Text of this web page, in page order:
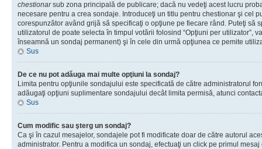
chestionarsub zona principală de publicare; dacă nu vedeţi acest lucru
necesare pentru a crea sondaje. Introduceţi un titlu pentru chestionar şi cel
corespunzător având grijă să specificaţi o opţiune pe fiecare rând. Puteţi să
utilizatorul de poate selecta în timpul votării folosind “Opţiuni per utilizator”,
înseamnă un sondaj permanent) şi în cele din urmă opţiunea ce pemite
Sus
De ce nu pot adăuga mai multe opţiuni la sondaj?
Limita pentru opţiunile sondajului este specificată de către administratorul
adăugaţi opţiuni suplimentare sondajului decât limita permisă, atunci
Sus
Cum modific sau şterg un sondaj?
Ca şi în cazul mesajelor, sondajele pot fi modificate doar de către autorul
administrator. Pentru a modifica un sondaj, efectuaţi un click pe primul